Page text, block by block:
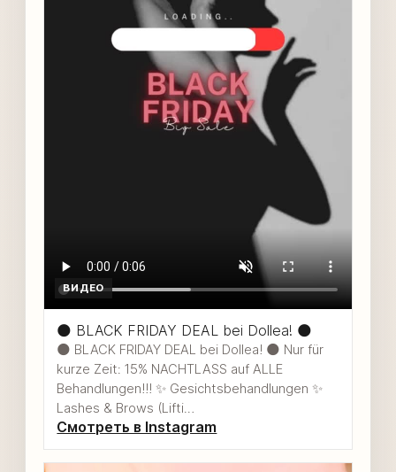
ВИДЕО
🌑 BLACK FRIDAY DEAL bei Dollea! 🌑
🌑 BLACK FRIDAY DEAL bei Dollea! 🌑 Nur für
kurze Zeit: 15% NACHTLASS auf ALLE
Behandlungen!!! ✨ Gesichtsbehandlungen ✨
Lashes & Brows (Lifti…
Смотреть в Instagram